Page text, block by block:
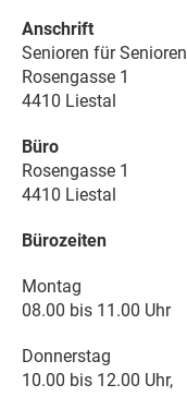
Anschrift
Senioren für Senioren
Rosengasse 1
4410 Liestal
Büro
Rosengasse 1
4410 Liestal
Bürozeiten
Montag
08.00 bis 11.00 Uhr
Donnerstag
10.00 bis 12.00 Uhr,